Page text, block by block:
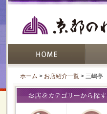
ホーム > お店紹介一覧 > 三嶋亭